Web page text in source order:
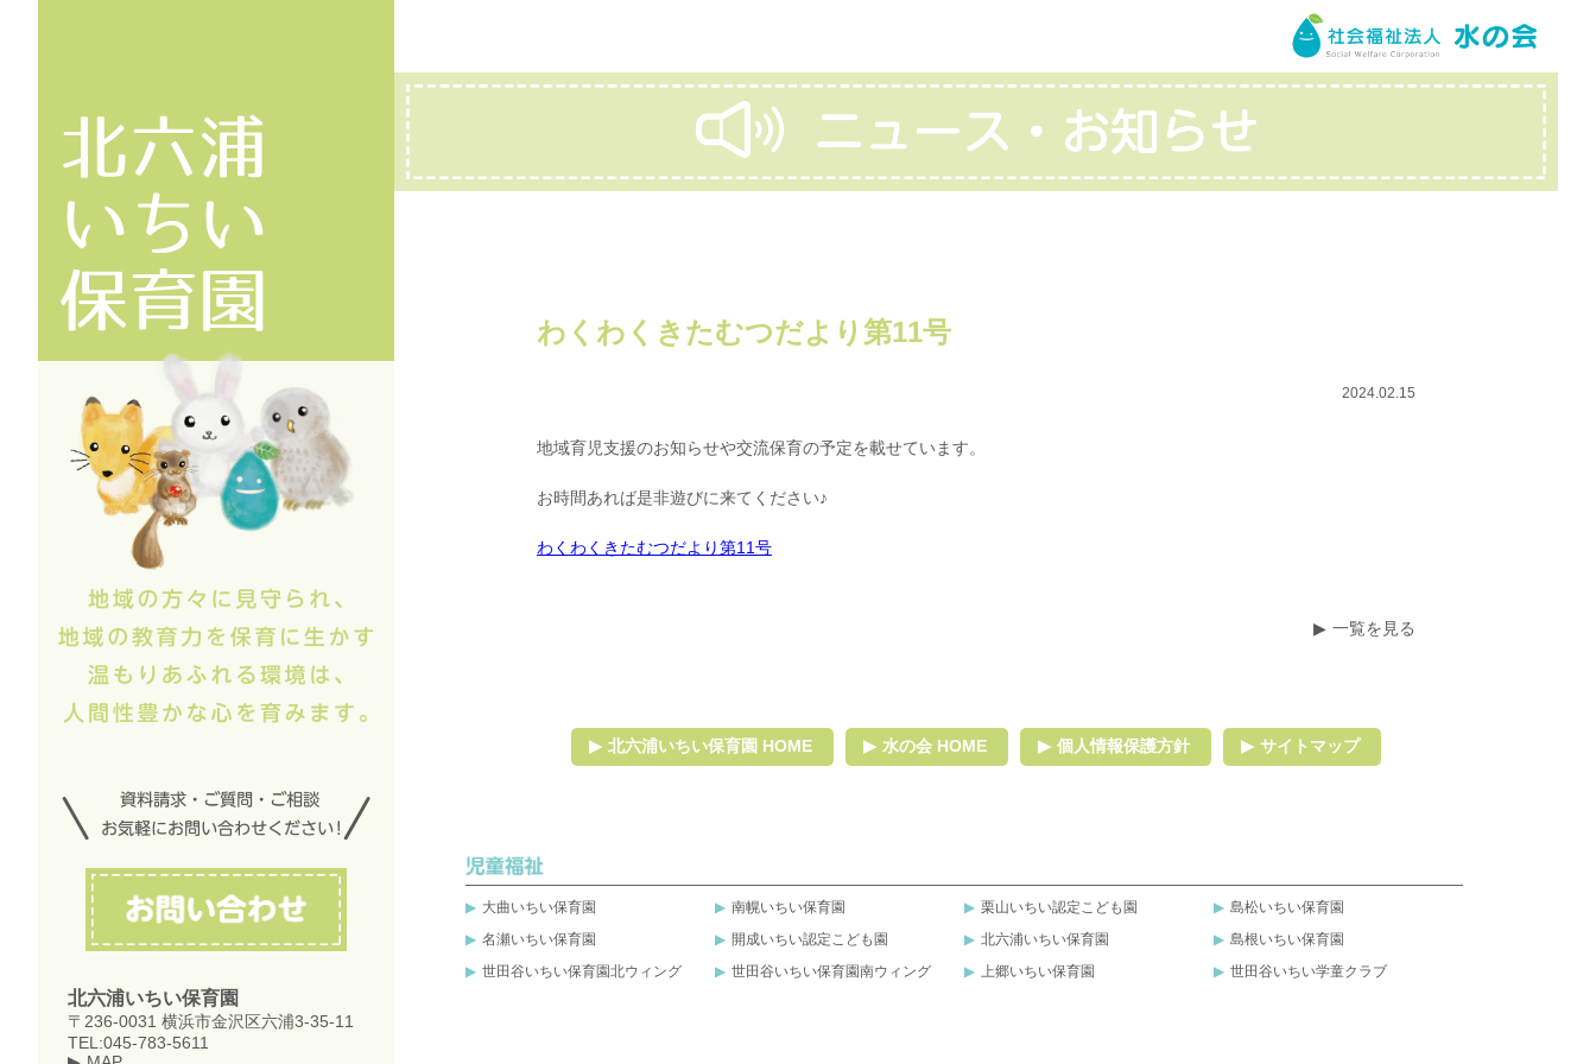
北六浦いちい保育園
〒236-0031 横浜市金沢区六浦3-35-11
TEL:045-783-5611
わくわくきたむつだより第11号
2024.02.15
地域育児支援のお知らせや交流保育の予定を載せています。
お時間あれば是非遊びに来てください♪
わくわくきたむつだより第11号
一覧を見る
北六浦いちい保育園 HOME 水の会 HOME 個人情報保護方針 サイトマップ
大曲いちい保育園 南幌いちい保育園 栗山いちい認定こども園
島松いちい保育園
名瀬いちい保育園
開成いちい認定こども園 北六浦いちい保育園
島根いちい保育園
世田谷いちい保育園北ウィング
世田谷いちい保育園南ウィング 上郷いちい保育園 世田谷いちい学童クラブ